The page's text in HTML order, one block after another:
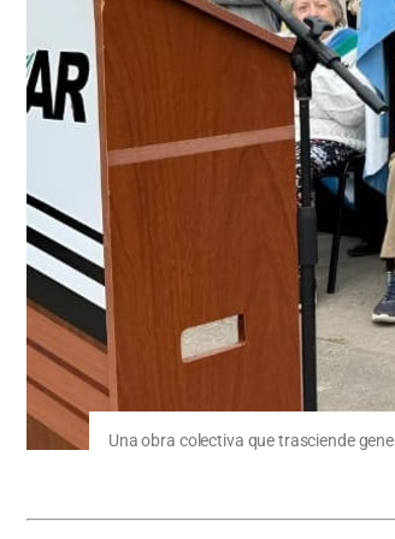
Una obra colectiva que trasciende